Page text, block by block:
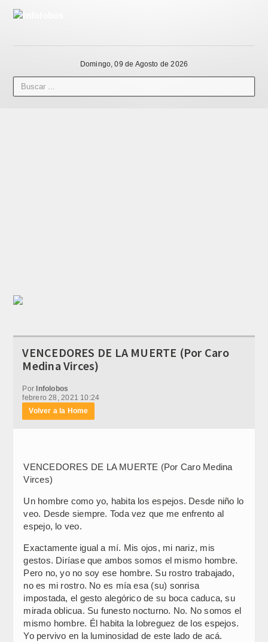
Domingo, 09 de Agosto de 2026
VENCEDORES DE LA MUERTE (Por Caro
Medina Virces)
Por Infolobos
febrero 28, 2021 10:24
Volver a la Home
VENCEDORES DE LA MUERTE (Por Caro Medina
Virces)
Un hombre como yo, habita los espejos. Desde niño lo
veo. Desde siempre. Toda vez que me enfrento al
espejo, lo veo.
Exactamente igual a mí. Mis ojos, mi nariz, mis
gestos. Diríase que ambos somos el mismo hombre.
Pero no, yo no soy ese hombre. Su rostro trabajado,
no es mi rostro. No es mía esa (su) sonrisa
impostada, el gesto alegórico de su boca caduca, su
mirada oblicua. Su funesto nocturno. No. No somos el
mismo hombre. Él habita la lobreguez de los espejos.
Yo pervivo en la luminosidad de este lado de acá.